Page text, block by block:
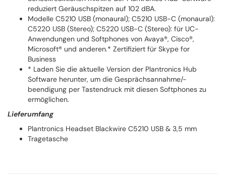
reduziert Geräuschspitzen auf 102 dBA.
Modelle C5210 USB (monaural); C5210 USB-C (monaural):
C5220 USB (Stereo); C5220 USB-C (Stereo): für UC-
Anwendungen und Softphones von Avaya®, Cisco®,
Microsoft® und anderen.* Zertifiziert für Skype for
Business
* Laden Sie die aktuelle Version der Plantronics Hub
Software herunter, um die Gesprächsannahme/-
beendigung per Tastendruck mit diesen Softphones zu
ermöglichen.
Lieferumfang
Plantronics Headset Blackwire C5210 USB & 3,5 mm
Tragetasche